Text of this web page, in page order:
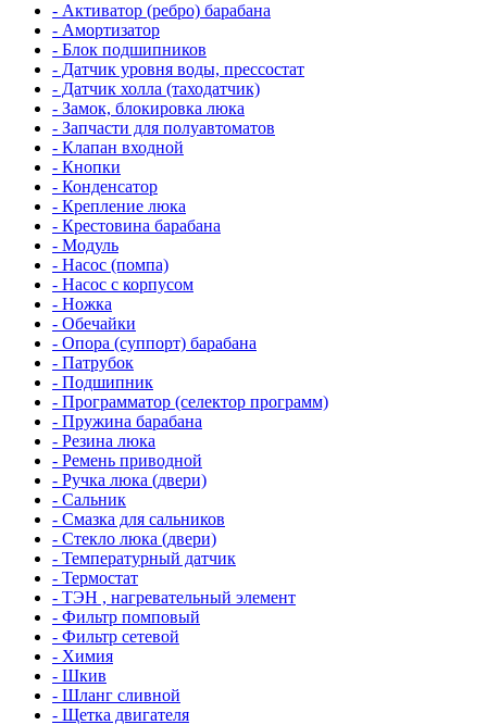
- Активатор (ребро) барабана
- Амортизатор
- Блок подшипников
- Датчик уровня воды, прессостат
- Датчик холла (таходатчик)
- Замок, блокировка люка
- Запчасти для полуавтоматов
- Клапан входной
- Кнопки
- Конденсатор
- Крепление люка
- Крестовина барабана
- Модуль
- Насос (помпа)
- Насос c корпусом
- Ножка
- Обечайки
- Опора (суппорт) барабана
- Патрубок
- Подшипник
- Программатор (селектор программ)
- Пружина барабана
- Резина люка
- Ремень приводной
- Ручка люка (двери)
- Сальник
- Смазка для сальников
- Стекло люка (двери)
- Температурный датчик
- Термостат
- ТЭН , нагревательный элемент
- Фильтр помповый
- Фильтр сетевой
- Химия
- Шкив
- Шланг сливной
- Щетка двигателя